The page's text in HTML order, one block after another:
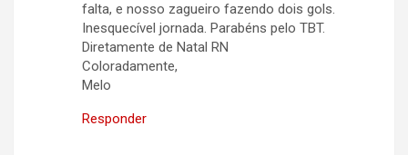
falta, e nosso zagueiro fazendo dois gols.
Inesquecível jornada. Parabéns pelo TBT.
Diretamente de Natal RN
Coloradamente,
Melo
Responder